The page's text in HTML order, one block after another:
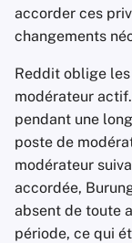
accorder ces
changements
Reddit oblige
modérateur
pendant une
poste de
modérateur
accordée,
absent de toute
période, ce qui